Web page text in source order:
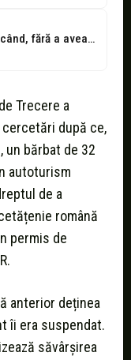
Bărbat prins la frontieră, conducând, fără a avea acest drept
Trecere a
după ce,
un bărbat de 32
autoturism
de a
română
permis de
anterior deținea
îi era suspendat.
săvârșirea